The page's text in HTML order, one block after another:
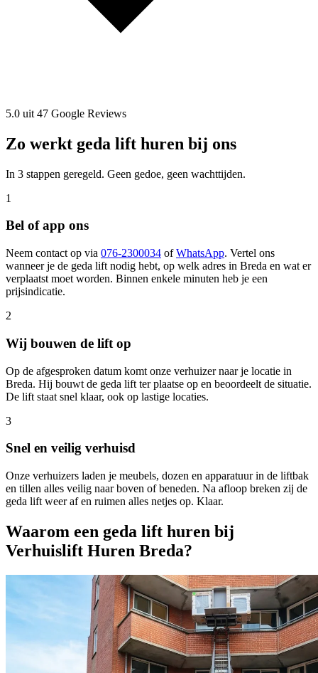
5.0 uit 47 Google Reviews
Zo werkt geda lift huren bij ons
In 3 stappen geregeld. Geen gedoe, geen wachttijden.
1
Bel of app ons
Neem contact op via 076-2300034 ofWhatsApp. Vertel ons
wanneer je de geda lift nodig hebt, op welk adres in Breda en wat er
verplaatst moet worden. Binnen enkele minuten heb je een
prijsindicatie.
2
Wij bouwen de lift op
Op de afgesproken datum komt onze verhuizer naar je locatie in
Breda. Hij bouwt de geda lift ter plaatse op en beoordeelt de situatie.
De lift staat snel klaar, ook op lastige locaties.
3
Snel en veilig verhuisd
Onze verhuizers laden je meubels, dozen en apparatuur in de liftbak
en tillen alles veilig naar boven of beneden. Na afloop breken zij de
geda lift weer af en ruimen alles netjes op. Klaar.
Waarom een geda lift huren bij
Verhuislift Huren Breda?